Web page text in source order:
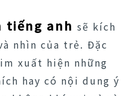
tiếng anh sẽ kích
nhìn của trẻ. Đặc
xuất hiện những
hay có nội dung ý